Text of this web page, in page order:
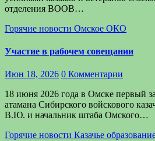
отделения ВООВ…
Горячие новости Омское ОКО
Участие в рабочем совещании
Июн 18, 2026 0 Комментарии
18 июня 2026 года в Омске первый
атамана Сибирского войскового
В.Ю. и начальник штаба Омского…
Горячие новости Казачье